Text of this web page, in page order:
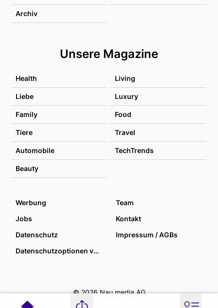
Archiv
Unsere Magazine
Health Living
Liebe Luxury
Family Food
Tiere Travel
Automobile TechTrends
Beauty
Werbung
Team
Jobs
Kontakt
Datenschutz
Impressum / AGBs
Datenschutzoptionen verwalten
© 2026 Nau media AG